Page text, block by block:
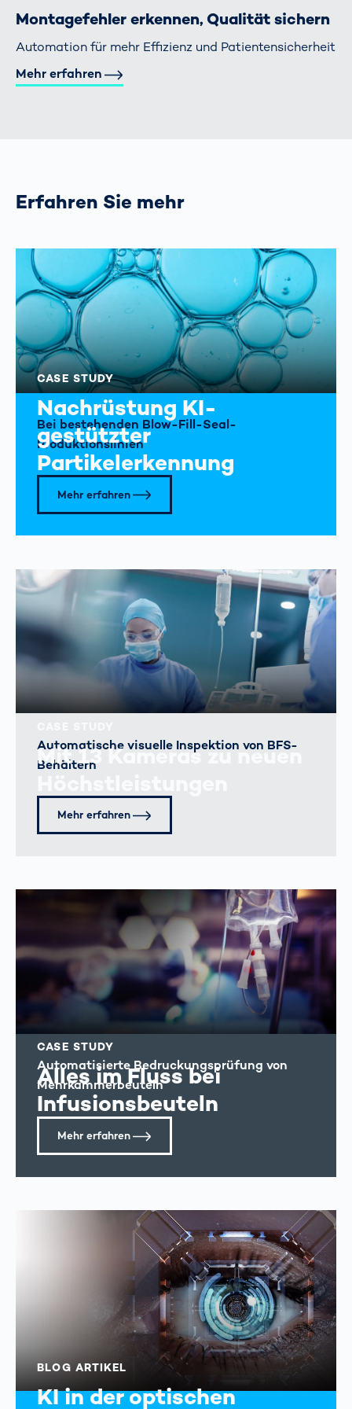
Montagefehler erkennen, Qualität sichern
Automation für mehr Effizienz und Patientensicherheit
Mehr erfahren
Erfahren Sie mehr
CASE STUDY
Nachrüstung KI-
gestützter
Partikelerkennung
Bei bestehenden Blow-Fill-Seal-
Produktionslinien
Mehr erfahren
Mit 13 Kameras zu neuen
Automatische visuelle Inspektion von BFS-
Behältern
Mehr erfahren
CASE STUDY
Alles im Fluss bei
Infusionsbeuteln
Automatisierte Bedruckungsprüfung von
Mehrkammerbeuteln
Mehr erfahren
BLOG ARTIKEL
KI in der optischen